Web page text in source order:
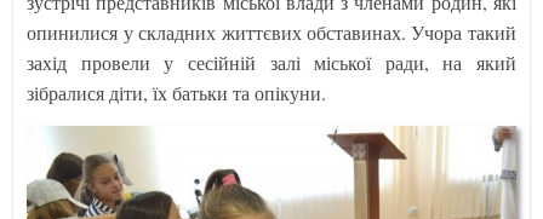
опинилися у складних життєвих обставинах. Учора такий
захід провели у сесійній залі міської ради, на який
зібралися діти, їх батьки та опікуни.